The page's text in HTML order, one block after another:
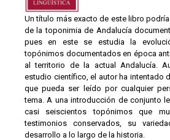
Un título más exacto de este libro
de la toponimia de Andalucía
pues en este se estudia la
topónimos documentados en época
al territorio de la actual Andalucía.
estudio científico, el autor ha intentado
que pueda ser leído por cualquier
tema. A una introducción de conjunto
casi seiscientos topónimos que
testimonios conservados, su
desarrollo a lo largo de la historia.